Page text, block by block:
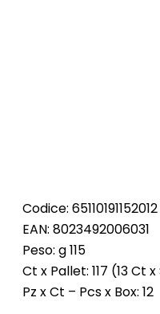
Codice: 65110191152012
EAN: 8023492006031
Peso: g 115
Ct x Pallet: 117 (13 Ct
Pz x Ct – Pcs x Box: 12